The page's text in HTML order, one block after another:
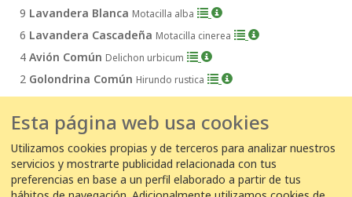
9 Lavandera Blanca Motacilla alba
6 Lavandera Cascadeña Motacilla cinerea
4 Avión Común Delichon urbicum
2 Golondrina Común Hirundo rustica
← 1 2 3 ... 39 40 41 42 43 ...
46
47
48 →
Esta página web usa cookies
Utilizamos cookies propias y de terceros para analizar nuestros
servicios y mostrarte publicidad relacionada con tus
preferencias en base a un perfil elaborado a partir de tus